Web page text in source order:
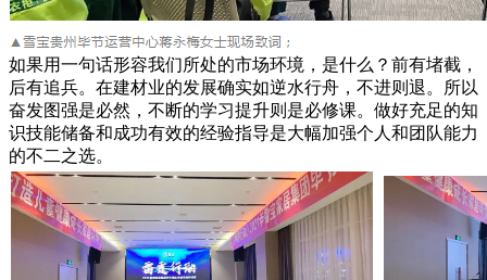
如果用一句话形容我们所处的市场环境，是什么？前有堵截，
后有追兵。在建材业的发展确实如逆水行舟，不进则退。所以
奋发图强是必然，不断的学习提升则是必修课。做好充足的知
识技能储备和成功有效的经验指导是大幅加强个人和团队能力
的不二之选。